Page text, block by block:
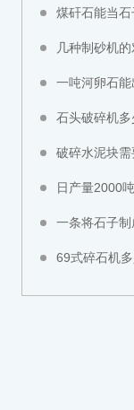
煤矸石能当石子用
几种制砂机的
一吨河卵石能出多少
石头破碎机多少
破碎水泥块
日产量2000
一条将石子制
69式碎石机